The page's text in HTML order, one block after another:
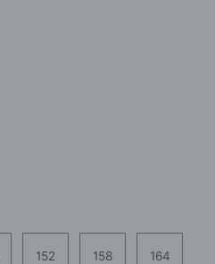
152 158 164